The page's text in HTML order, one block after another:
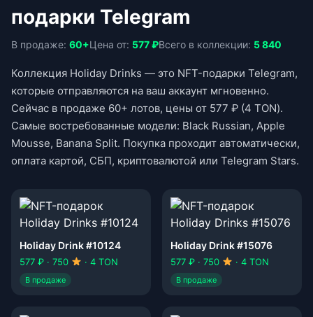
подарки Telegram
В продаже: 60+Цена от: 577 ₽Всего в коллекции: 5 840
Коллекция Holiday Drinks — это NFT-подарки Telegram,
которые отправляются на ваш аккаунт мгновенно.
Сейчас в продаже 60+ лотов, цены от 577 ₽ (4 TON).
Самые востребованные модели: Black Russian, Apple
Mousse, Banana Split. Покупка проходит автоматически,
оплата картой, СБП, криптовалютой или Telegram Stars.
Holiday Drink #10124
577 ₽ · 750 · 4 TON
В продаже
Holiday Drink #15076
577 ₽ · 750 · 4 TON
В продаже